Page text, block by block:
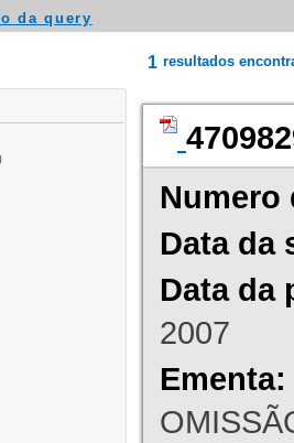
da query
1 resultados
Numero
Data da
Data da
2007
Ementa: